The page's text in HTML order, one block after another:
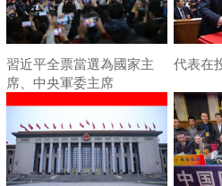
習近平全票當選為國家主
席、中央軍委主席
代表在